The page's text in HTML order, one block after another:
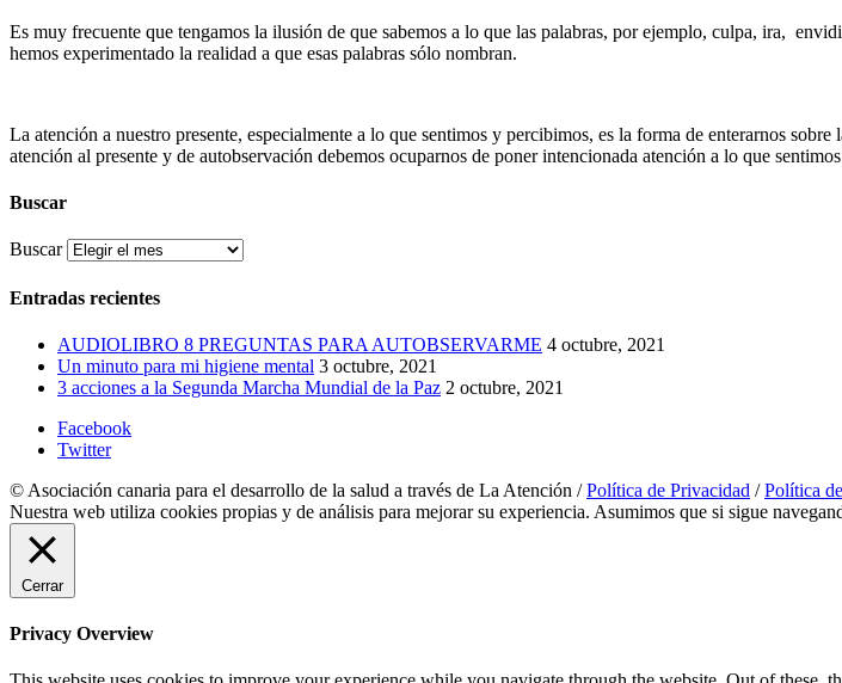
Es muy frecuente que tengamos la ilusión de que sabemos a lo que las palabras, por ejemplo, culpa, ira,
hemos experimentado la realidad a que esas palabras sólo nombran.
La atención a nuestro presente, especialmente a lo que sentimos y percibimos, es la forma de enterarnos
atención al presente y de autobservación debemos ocuparnos de poner intencionada atención a lo que
Buscar
Buscar
Entradas recientes
AUDIOLIBRO 8 PREGUNTAS PARA AUTOBSERVARME 4 octubre, 2021
Un minuto para mi higiene mental 3 octubre, 2021
3 acciones a la Segunda Marcha Mundial de la Paz 2 octubre, 2021
Facebook
Twitter
© Asociación canaria para el desarrollo de la salud a través de La Atención /Política de Privacidad /Política
Nuestra web utiliza cookies propias y de análisis para mejorar su experiencia. Asumimos que si sigue
Cerrar
Privacy Overview